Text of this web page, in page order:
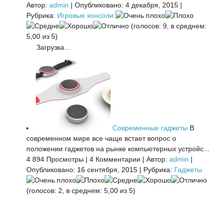
Автор: admin | Опубликовано: 4 декабря, 2015 |
Рубрика: Игровые консоли
(голосов: 9, в среднем:
5,00 из 5)
Загрузка...
Современные гаджеты В
современном мире все чаще встает вопрос о
положении гаджетов на рынке компьютерных устройс...
4 894 Просмотры | 4 Комментарии | Автор: admin |
Опубликовано: 16 сентября, 2015 | Рубрика: Гаджеты
(голосов: 2, в среднем: 5,00 из 5)